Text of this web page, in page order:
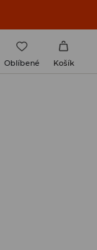
Oblíbené Košík